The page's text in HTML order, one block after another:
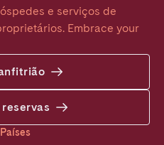
e serviços de
Embrace your
Países